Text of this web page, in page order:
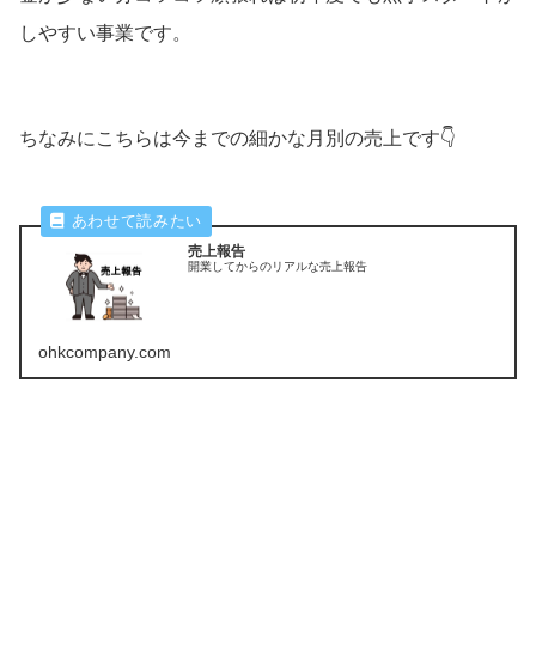
しやすい事業です。
ちなみにこちらは今までの細かな月別の売上です👇
売上報告
開業してからのリアルな売上報告
ohkcompany.com